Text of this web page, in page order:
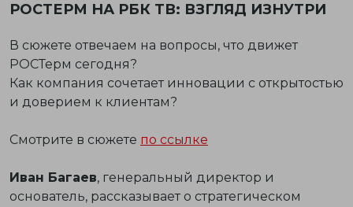
РОСТЕРМ НА РБК ТВ: ВЗГЛЯД ИЗНУТРИ
В сюжете отвечаем на вопросы, что движет
РОСТерм сегодня?
Как компания сочетает инновации с открытостью
и доверием к клиентам?
Смотрите в сюжете по ссылке
Иван Багаев, генеральный директор и
основатель, рассказывает о стратегическом